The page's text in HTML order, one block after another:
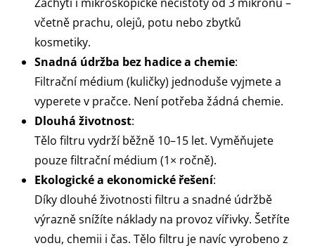
včetně prachu, olejů, potu nebo zbytků
kosmetiky.
Snadná údržba bez hadice a chemie:
Filtrační médium (kuličky) jednoduše vyjmete a
vyperete v pračce. Není potřeba žádná chemie.
Dlouhá životnost:
Tělo filtru vydrží běžně 10–15 let. Vyměňujete
pouze filtrační médium (1× ročně).
Ekologické a ekonomické řešení:
Díky dlouhé životnosti filtru a snadné údržbě
výrazně snížíte náklady na provoz vířivky. Šetříte
vodu, chemii i čas. Tělo filtru je navíc vyrobeno z